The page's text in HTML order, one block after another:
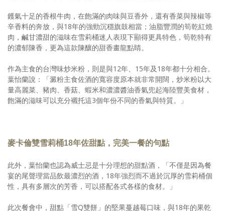
鑊氣十足的香根牛肉，在飽滿的肉味與豆香外，還有香菜與辣椒等
辛香料的奔放，與18年的強勁沉穩旗鼓相當；油脂豐潤的筍乾紅燒
肉，鹹甘濃甜的滋味在雪莉桶迷人表現下顯得更具特色，筍乾特有
的濃郁陳香，更為這款陳釀的甜香畫龍點睛。
作為主食的台灣味炒米粉，則是與12年、15年及18年都十分相合。
葉怡蘭說：「澱粉主食佐酒的寬容度原本就非常開闊，炒米粉以大
量高麗菜、豬肉、香菇、蝦米和濃濃醬油香氣兜起海陸豐美食材，
飽滿的滋味可以充分襯托這3個年份不同的香氣與特質。」
麥卡倫雙雪莉桶18年佐甜點，完美一餐的句點
此外，葉怡蘭也認為威士忌是十分理想的甜點酒，「不僅是因為餐
宴的尾聲理當品飲最濃烈的酒，18年強烈而不過於沉厚的雪莉桶個
性，具有多層次的芳香，可以搭配各式各樣的食材。」
此次餐會中，甜點「雪Q雙餅」的堅果蔓越莓口味，與18年的果乾